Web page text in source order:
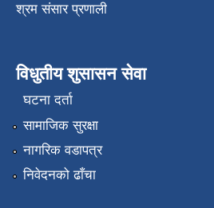
श्रम संसार प्रणाली
विधुतीय शुसासन सेवा
घटना दर्ता
सामाजिक सुरक्षा
नागरिक वडापत्र
निवेदनको ढाँचा